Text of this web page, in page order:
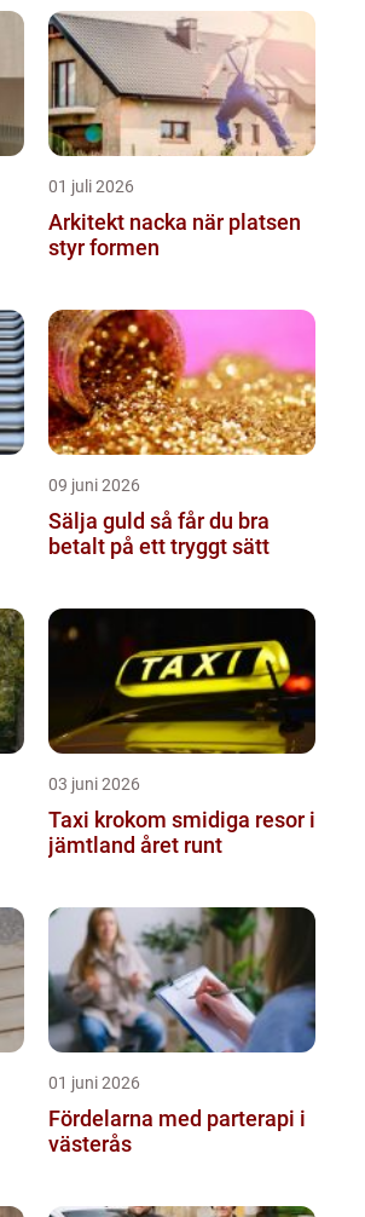
01 juli 2026
Arkitekt nacka när platsen
styr formen
09 juni 2026
Sälja guld så får du bra
betalt på ett tryggt sätt
03 juni 2026
Taxi krokom smidiga resor i
jämtland året runt
01 juni 2026
Fördelarna med parterapi i
västerås